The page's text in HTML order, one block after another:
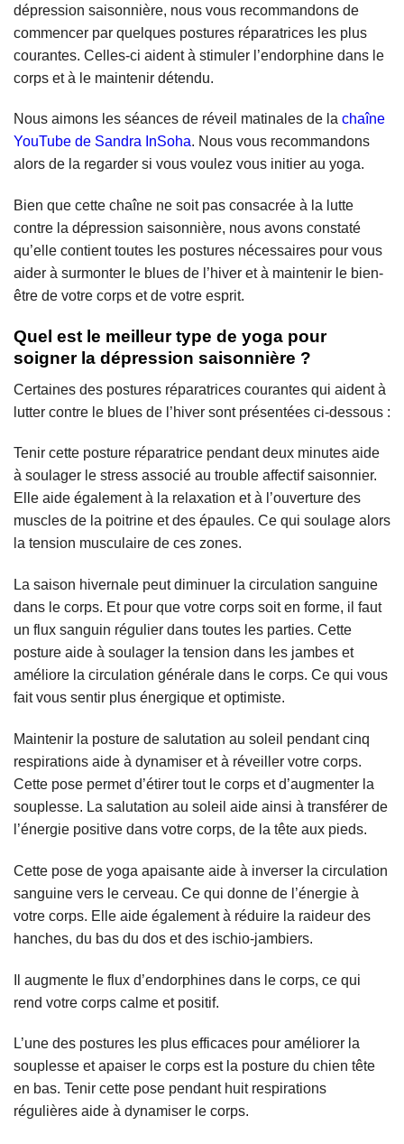
dépression saisonnière, nous vous recommandons de
commencer par quelques postures réparatrices les plus
courantes. Celles-ci aident à stimuler l’endorphine dans le
corps et à le maintenir détendu.
Nous aimons les séances de réveil matinales de la chaîne
YouTube de Sandra InSoha. Nous vous recommandons
alors de la regarder si vous voulez vous initier au yoga.
Bien que cette chaîne ne soit pas consacrée à la lutte
contre la dépression saisonnière, nous avons constaté
qu’elle contient toutes les postures nécessaires pour vous
aider à surmonter le blues de l’hiver et à maintenir le bien-
être de votre corps et de votre esprit.
Quel est le meilleur type de yoga pour
soigner la dépression saisonnière ?
Certaines des postures réparatrices courantes qui aident à
lutter contre le blues de l’hiver sont présentées ci-dessous :
Tenir cette posture réparatrice pendant deux minutes aide
à soulager le stress associé au trouble affectif saisonnier.
Elle aide également à la relaxation et à l’ouverture des
muscles de la poitrine et des épaules. Ce qui soulage alors
la tension musculaire de ces zones.
La saison hivernale peut diminuer la circulation sanguine
dans le corps. Et pour que votre corps soit en forme, il faut
un flux sanguin régulier dans toutes les parties. Cette
posture aide à soulager la tension dans les jambes et
améliore la circulation générale dans le corps. Ce qui vous
fait vous sentir plus énergique et optimiste.
Maintenir la posture de salutation au soleil pendant cinq
respirations aide à dynamiser et à réveiller votre corps.
Cette pose permet d’étirer tout le corps et d’augmenter la
souplesse. La salutation au soleil aide ainsi à transférer de
l’énergie positive dans votre corps, de la tête aux pieds.
Cette pose de yoga apaisante aide à inverser la circulation
sanguine vers le cerveau. Ce qui donne de l’énergie à
votre corps. Elle aide également à réduire la raideur des
hanches, du bas du dos et des ischio-jambiers.
Il augmente le flux d’endorphines dans le corps, ce qui
rend votre corps calme et positif.
L’une des postures les plus efficaces pour améliorer la
souplesse et apaiser le corps est la posture du chien tête
en bas. Tenir cette pose pendant huit respirations
régulières aide à dynamiser le corps.